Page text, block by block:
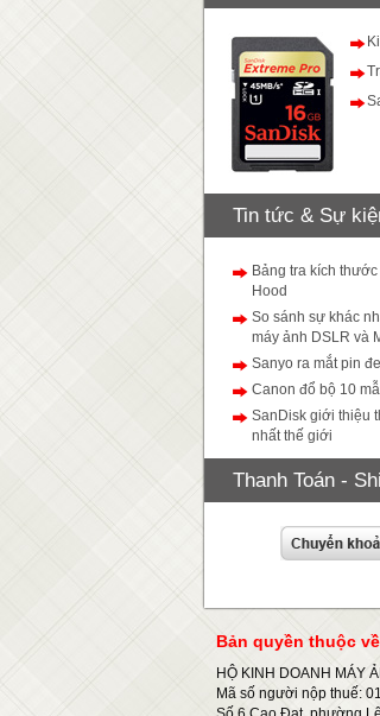
Tin tức & Sự
Bảng tra kích
Hood
So sánh sự khác
máy ảnh DSLR và
Sanyo ra mắt pin
Canon đổ bộ 10
SanDisk giới thiệu
nhất thế giới
Thanh Toán -
Bản quyền thuộc về
HỘ KINH DOANH MÁY
Mã số người nộp thuế: